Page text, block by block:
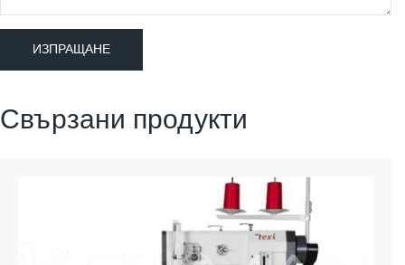
Свързани продукти